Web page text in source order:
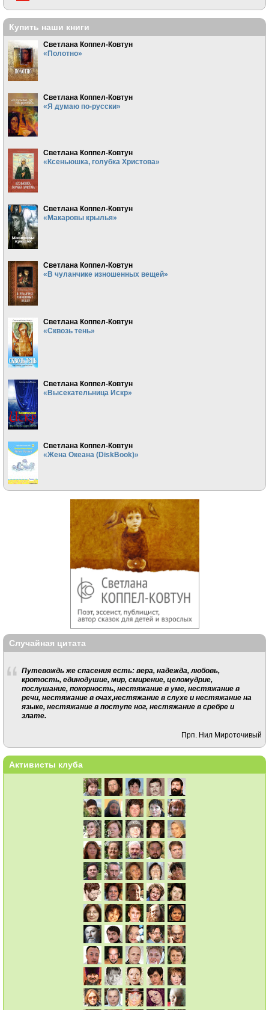
Купить наши книги
Светлана Коппел-Ковтун
«Полотно»
Светлана Коппел-Ковтун
«Я думаю по-русски»
Светлана Коппел-Ковтун
«Ксеньюшка, голубка Христова»
Светлана Коппел-Ковтун
«Макаровы крылья»
Светлана Коппел-Ковтун
«В чуланчике изношенных вещей»
Светлана Коппел-Ковтун
«Сквозь тень»
Светлана Коппел-Ковтун
«Высекательница Искр»
Светлана Коппел-Ковтун
«Жена Океана (DiskBook)»
Случайная цитата
Путевождь же спасения есть: вера, надежда, любовь,
кротость, единодушие, мир, смирение, целомудрие,
послушание, покорность, нестяжание в уме, нестяжание в
речи, нестяжание в очах,нестяжание в слухе и нестяжание на
языке, нестяжание в поступе ног, нестяжание в сребре и
злате.
Прп. Нил Мироточивый
Активисты клуба